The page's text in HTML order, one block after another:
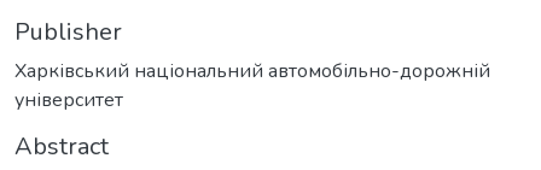
Publisher
Харківський національний автомобільно-дорожній
університет
Abstract